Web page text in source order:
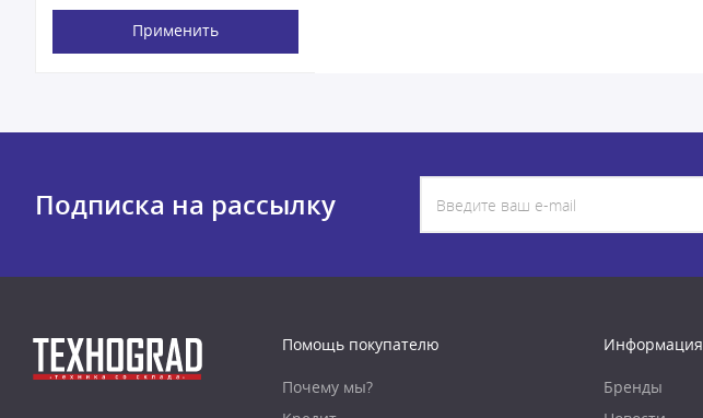
Применить
Подписка на рассылку
Помощь покупателю
Почему мы?
Информация
Бренды